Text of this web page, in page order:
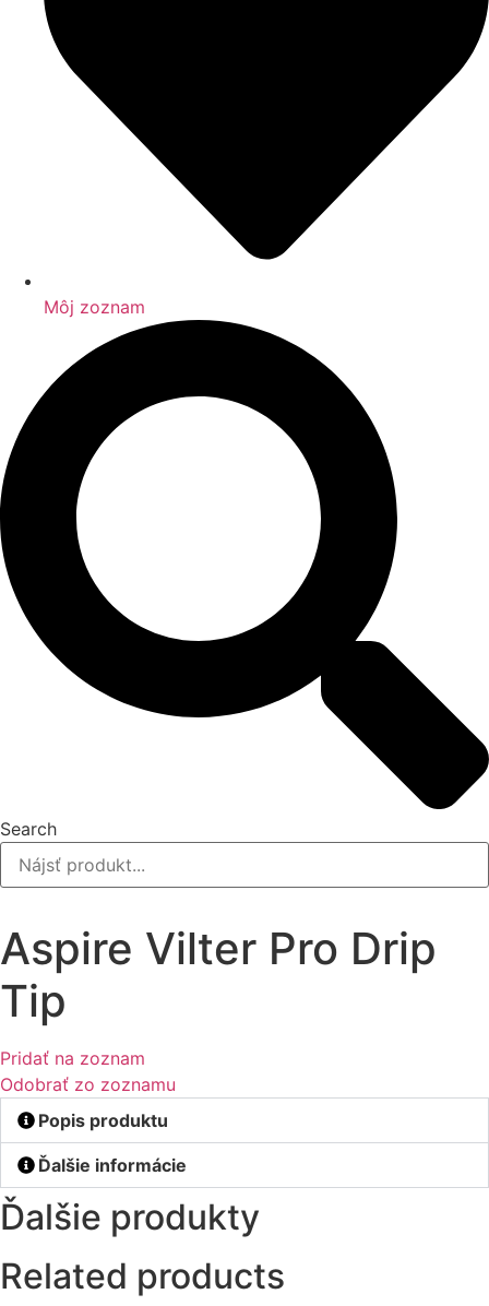
Môj zoznam
Search
Aspire Vilter Pro Drip
Tip
Pridať na zoznam
Odobrať zo zoznamu
Popis produktu
Ďalšie informácie
Ďalšie produkty
Related products